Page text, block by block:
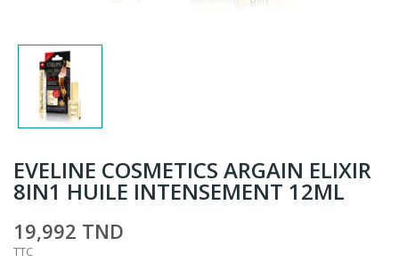
EVELINE COSMETICS ARGAIN ELIXIR
8IN1 HUILE INTENSEMENT 12ML
19,992 TND
TTC